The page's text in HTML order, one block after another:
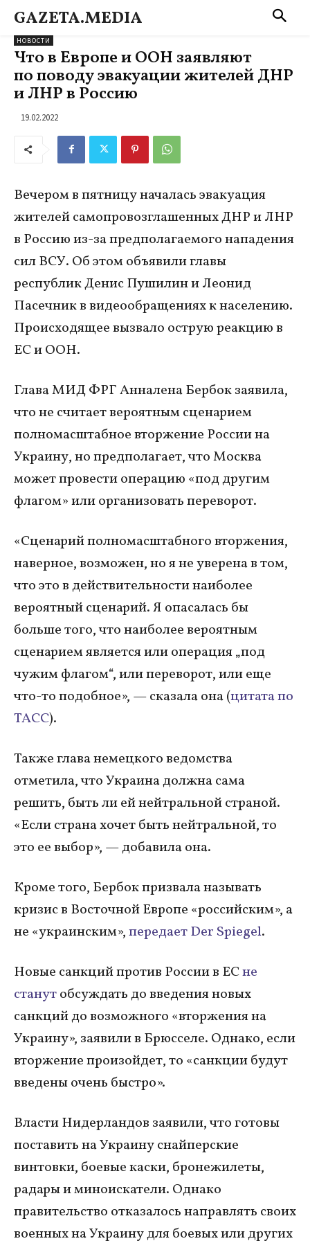
GAZETA.MEDIA
НОВОСТИ
Что в Европе и ООН заявляют
по поводу эвакуации жителей ДНР
и ЛНР в Россию
19.02.2022
Вечером в пятницу началась эвакуация
жителей самопровозглашенных ДНР и ЛНР
в Россию из-за предполагаемого нападения
сил ВСУ. Об этом объявили главы
республик Денис Пушилин и Леонид
Пасечник в видеообращениях к населению.
Происходящее вызвало острую реакцию в
ЕС и ООН.
Глава МИД ФРГ Анналена Бербок заявила,
что не считает вероятным сценарием
полномасштабное вторжение России на
Украину, но предполагает, что Москва
может провести операцию «под другим
флагом» или организовать переворот.
«Сценарий полномасштабного вторжения,
наверное, возможен, но я не уверена в том,
что это в действительности наиболее
вероятный сценарий. Я опасалась бы
больше того, что наиболее вероятным
сценарием является или операция „под
чужим флагом“, или переворот, или еще
что-то подобное», — сказала она (цитата по
ТАСС).
Также глава немецкого ведомства
отметила, что Украина должна сама
решить, быть ли ей нейтральной страной.
«Если страна хочет быть нейтральной, то
это ее выбор», — добавила она.
Кроме того, Бербок призвала называть
кризис в Восточной Европе «российским», а
не «украинским»,передает Der Spiegel.
Новые санкций против России в ЕСне
станутобсуждать до введения новых
санкций до возможного «вторжения на
Украину», заявили в Брюсселе. Однако, если
вторжение произойдет, то «санкции будут
введены очень быстро».
Власти Нидерландов заявили, что готовы
поставить на Украину снайперские
винтовки, боевые каски, бронежилеты,
радары и миноискатели. Однако
правительство отказалось направлять своих
военных на Украину для боевых или других